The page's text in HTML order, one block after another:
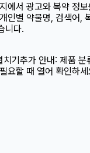
에서 광고와 복약 정
인별 약물명, 검색어,
니다.
기 추가 안내: 제품 분
요할 때 열어 확인하세